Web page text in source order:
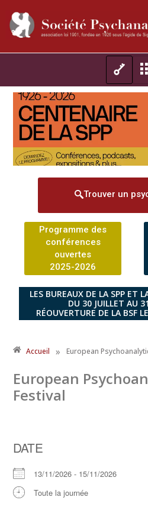
Trouver un
Programme des
conférences
ouvertes
2025-2026
LES BUREAUX DE LA SPP ET
DU 30 JUILLET AU
RÉOUVERTURE DE LA BSF
Accueil » European
European
Festival
DATE
13/11/2026 - 15/11/2026
Toute la journée